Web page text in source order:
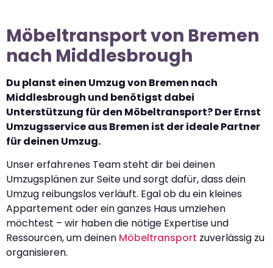
Möbeltransport von Bremen
nach Middlesbrough
Du planst einen Umzug von Bremen nach
Middlesbrough und benötigst dabei
Unterstützung für den Möbeltransport? Der Ernst
Umzugsservice aus Bremen ist der ideale Partner
für deinen Umzug.
Unser erfahrenes Team steht dir bei deinen
Umzugsplänen zur Seite und sorgt dafür, dass dein
Umzug reibungslos verläuft. Egal ob du ein kleines
Appartement oder ein ganzes Haus umziehen
möchtest – wir haben die nötige Expertise und
Ressourcen, um deinen Möbeltransport zuverlässig zu
organisieren.